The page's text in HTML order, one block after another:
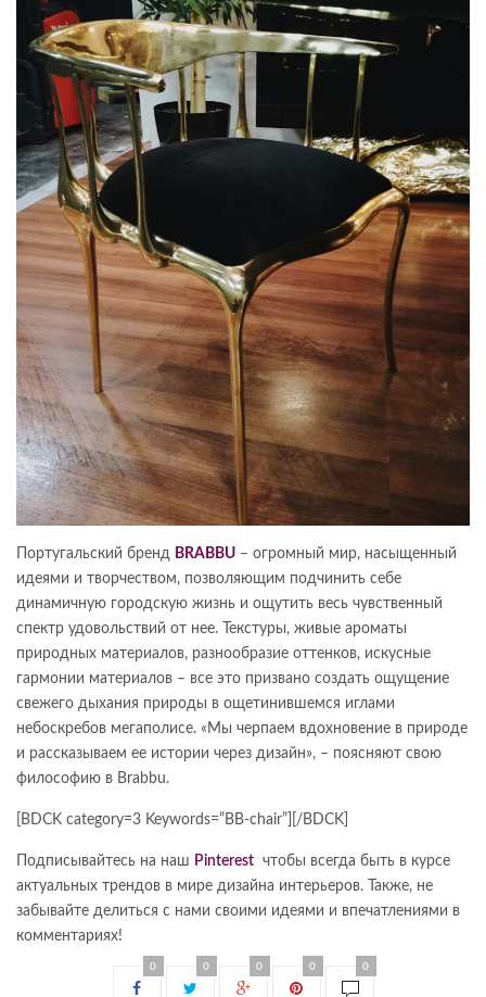
Португальский бренд BRABBU – огромный мир, насыщенный
идеями и творчеством, позволяющим подчинить себе
динамичную городскую жизнь и ощутить весь чувственный
спектр удовольствий от нее. Текстуры, живые ароматы
природных материалов, разнообразие оттенков, искусные
гармонии материалов – все это призвано создать ощущение
свежего дыхания природы в ощетинившемся иглами
небоскребов мегаполисе. «Мы черпаем вдохновение в природе
и рассказываем ее истории через дизайн», – поясняют свою
философию в Brabbu.
[BDCK category=3 Keywords=”BB-chair”][/BDCK]
Подписывайтесь на наш Pinterest чтобы всегда быть в курсе
актуальных трендов в мире дизайна интерьеров. Также, не
забывайте делиться с нами своими идеями и впечатлениями в
комментариях!
0 0 0 0 0